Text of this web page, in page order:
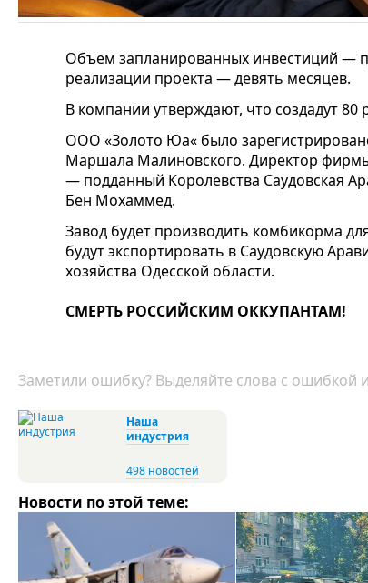
Объем запланированных инвестиций —
реализации проекта — девять месяцев.
В компании утверждают, что создадут
ООО «Золото Юа« было
Маршала Малиновского. Директор
— подданный Королевства Саудовская
Бен Мохаммед.
Завод будет производить комбикорма
будут экспортировать в Саудовскую
хозяйства Одесской области.
СМЕРТЬ РОССИЙСКИМ ОККУПАНТАМ!
Заметили ошибку? Выделяйте слова с
Наша
индустрия
498 новостей
Новости по этой теме: